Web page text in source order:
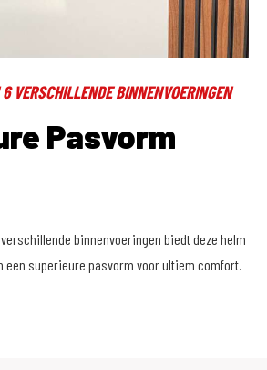
VERSCHILLENDE BINNENVOERINGEN
Pasvorm
binnenvoeringen biedt deze helm
een superieure pasvorm voor ultiem comfort.